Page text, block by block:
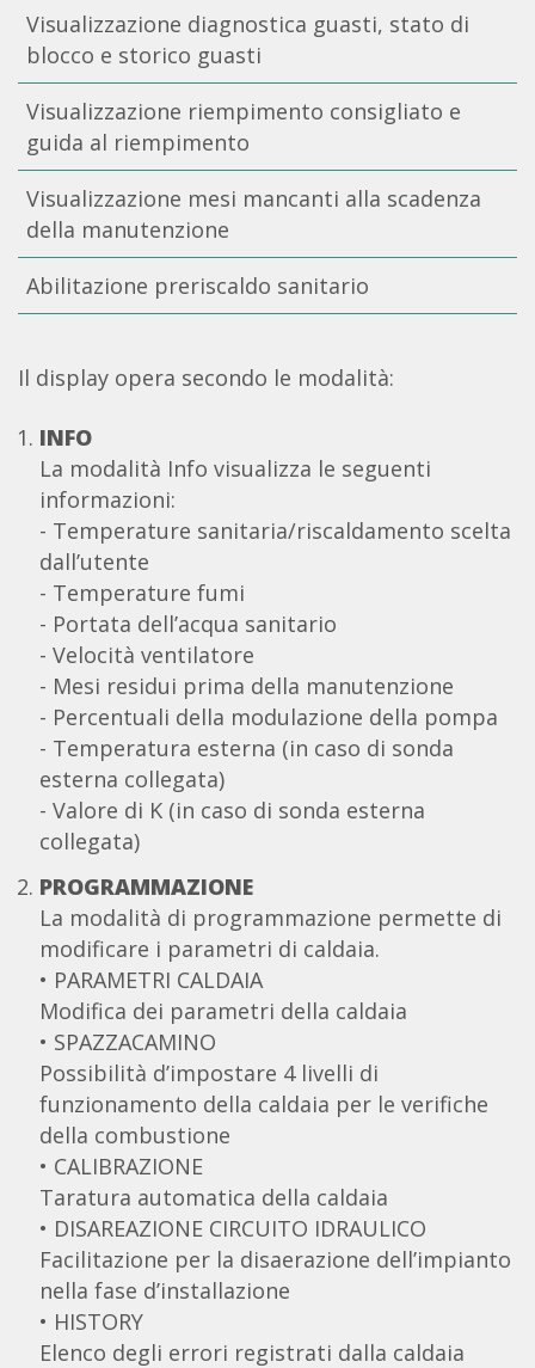
Visualizzazione diagnostica guasti, stato di
blocco e storico guasti
Visualizzazione riempimento consigliato e
guida al riempimento
Visualizzazione mesi mancanti alla scadenza
della manutenzione
Abilitazione preriscaldo sanitario
Il display opera secondo le modalità:
INFO
La modalità Info visualizza le seguenti
informazioni:
- Temperature sanitaria/riscaldamento scelta
dall’utente
- Temperature fumi
- Portata dell’acqua sanitario
- Velocità ventilatore
- Mesi residui prima della manutenzione
- Percentuali della modulazione della pompa
- Temperatura esterna (in caso di sonda
esterna collegata)
- Valore di K (in caso di sonda esterna
collegata)
PROGRAMMAZIONE
La modalità di programmazione permette di
modificare i parametri di caldaia.
• PARAMETRI CALDAIA
Modifica dei parametri della caldaia
• SPAZZACAMINO
Possibilità d’impostare 4 livelli di
funzionamento della caldaia per le verifiche
della combustione
• CALIBRAZIONE
Taratura automatica della caldaia
• DISAREAZIONE CIRCUITO IDRAULICO
Facilitazione per la disaerazione dell’impianto
nella fase d’installazione
• HISTORY
Elenco degli errori registrati dalla caldaia